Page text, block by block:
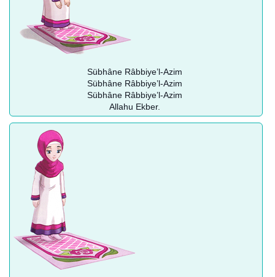
Sübhâne Râbbiye’l-Azim
Sübhâne Râbbiye’l-Azim
Sübhâne Râbbiye’l-Azim
Allahu Ekber.